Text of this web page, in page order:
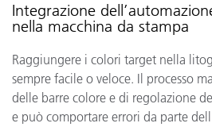
Integrazione
nella macchina da stampa
Raggiungere i colori target nella
sempre facile o veloce. Il processo
delle barre colore e di regolazione
e può comportare errori da parte